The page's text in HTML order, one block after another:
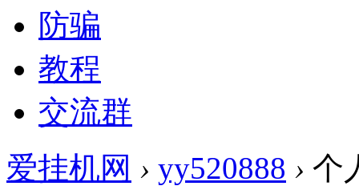
防骗
教程
交流群
爱挂机网 › yy520888 › 个